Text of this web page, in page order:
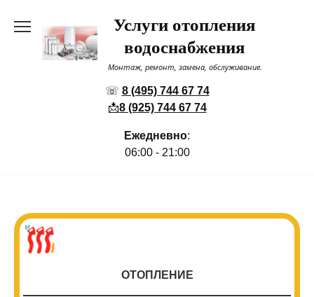
содержанию
Услуги отопления
водоснабжения
Монтаж, ремонт, замена, обслуживание.
☏ 8 (495) 744 67 74
📩8 (925) 744 67 74
Ежедневно:
06:00 - 21:00
ОТОПЛЕНИЕ